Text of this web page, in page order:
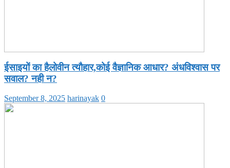
ईसाइयों का हैलोवीन त्यौहार,कोई वैज्ञानिक आधार? अंधविश्वास पर
सवाल? नही न?
September 8, 2025 harinayak 0